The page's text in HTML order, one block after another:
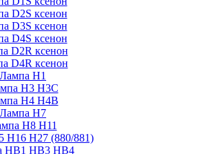
D2S ксенон
D3S ксенон
D4S ксенон
D2R ксенон
D4R ксенон
Лампа H1
H3 H3C
H4 H4B
Лампа H7
H8 H11
H16 H27 (880/881)
HB1 HB3 HB4